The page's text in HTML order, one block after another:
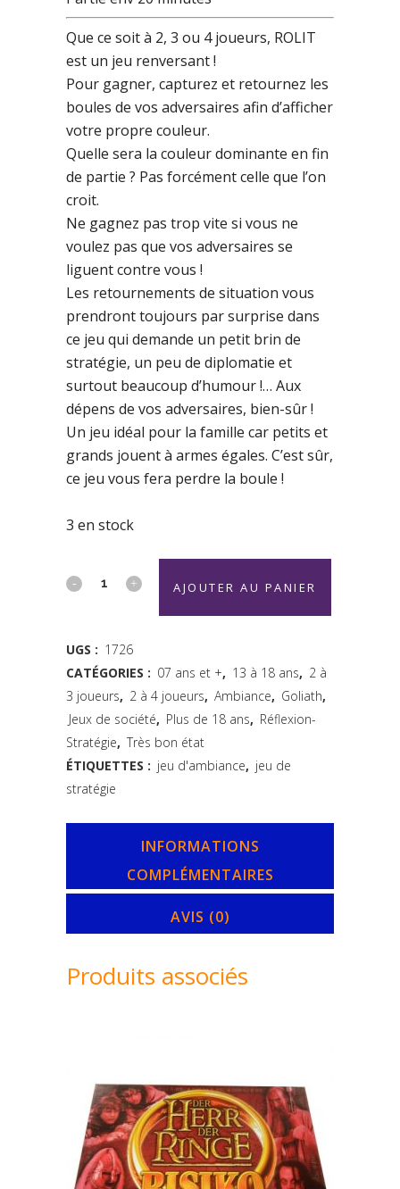
Que ce soit à 2, 3 ou 4 joueurs, ROLIT
est un jeu renversant !
Pour gagner, capturez et retournez les
boules de vos adversaires afin d’afficher
votre propre couleur.
Quelle sera la couleur dominante en fin
de partie ? Pas forcément celle que l’on
croit.
Ne gagnez pas trop vite si vous ne
voulez pas que vos adversaires se
liguent contre vous !
Les retournements de situation vous
prendront toujours par surprise dans
ce jeu qui demande un petit brin de
stratégie, un peu de diplomatie et
surtout beaucoup d’humour !… Aux
dépens de vos adversaires, bien-sûr !
Un jeu idéal pour la famille car petits et
grands jouent à armes égales. C’est sûr,
ce jeu vous fera perdre la boule !
3 en stock
Rolit
Goliath
quantity
AJOUTER AU PANIER
UGS : 1726
CATÉGORIES : 07 ans et +, 13 à 18 ans, 2 à
3 joueurs, 2 à 4 joueurs, Ambiance, Goliath,
Jeux de société, Plus de 18 ans, Réflexion-
Stratégie, Très bon état
ÉTIQUETTES : jeu d'ambiance, jeu de
stratégie
INFORMATIONS
COMPLÉMENTAIRES
AVIS (0)
Produits associés